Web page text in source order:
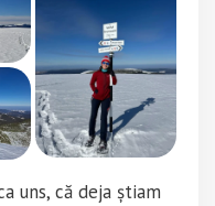
uns, că deja știam